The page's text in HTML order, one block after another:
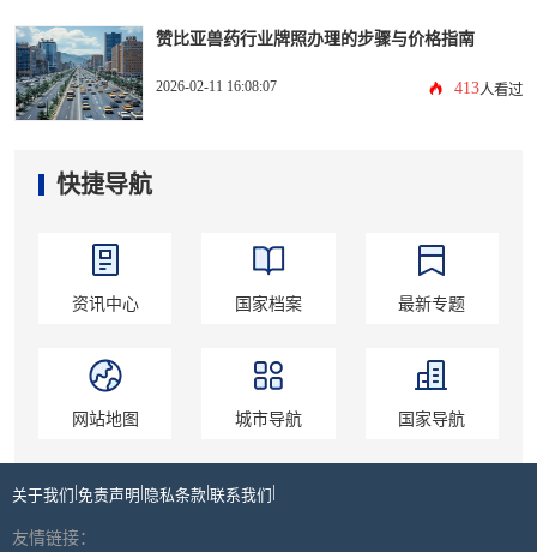
赞比亚兽药行业牌照办理的步骤与价格指南
2026-02-11 16:08:07 413人看过
快捷导航
资讯中心 国家档案 最新专题
网站地图 城市导航 国家导航
关于我们 |免责声明 | 隐私条款|联系我们 |
友情链接：